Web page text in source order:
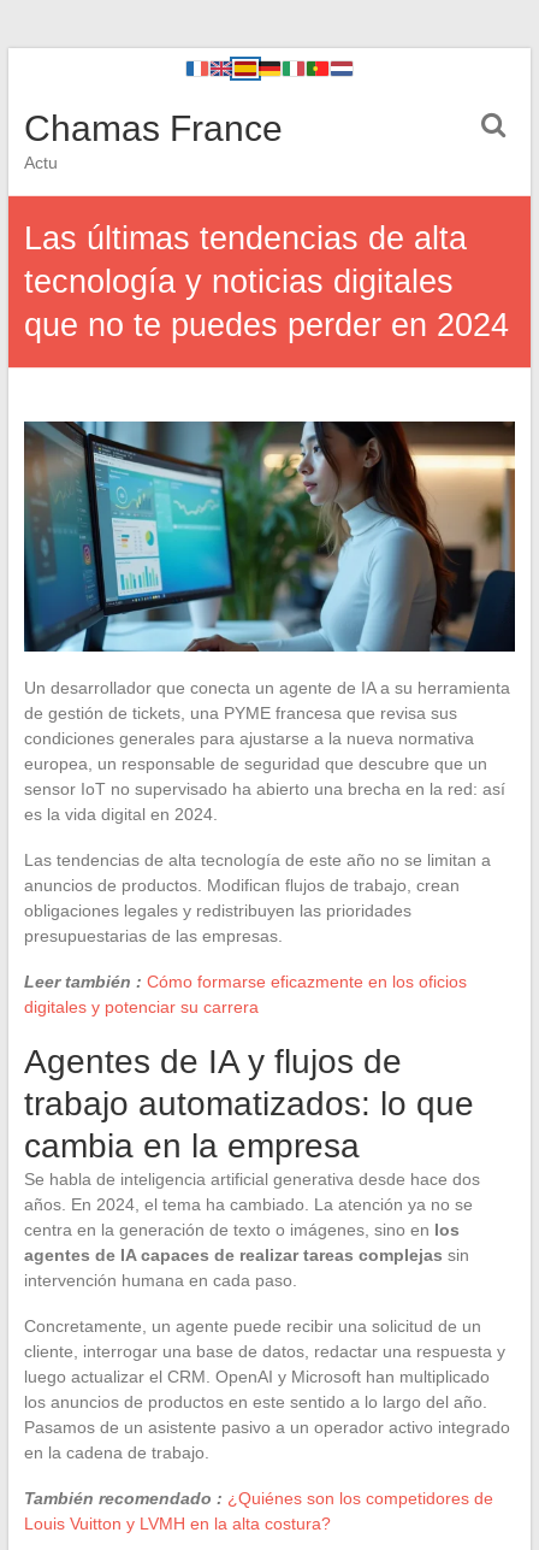
Chamas France
Actu
Las últimas tendencias de alta
tecnología y noticias digitales
que no te puedes perder en 2024
Un desarrollador que conecta un agente de IA a su herramienta
de gestión de tickets, una PYME francesa que revisa sus
condiciones generales para ajustarse a la nueva normativa
europea, un responsable de seguridad que descubre que un
sensor IoT no supervisado ha abierto una brecha en la red: así
es la vida digital en 2024.
Las tendencias de alta tecnología de este año no se limitan a
anuncios de productos. Modifican flujos de trabajo, crean
obligaciones legales y redistribuyen las prioridades
presupuestarias de las empresas.
Leer también : Cómo formarse eficazmente en los oficios
digitales y potenciar su carrera
Agentes de IA y flujos de
trabajo automatizados: lo que
cambia en la empresa
Se habla de inteligencia artificial generativa desde hace dos
años. En 2024, el tema ha cambiado. La atención ya no se
centra en la generación de texto o imágenes, sino en los
agentes de IA capaces de realizar tareas complejas sin
intervención humana en cada paso.
Concretamente, un agente puede recibir una solicitud de un
cliente, interrogar una base de datos, redactar una respuesta y
luego actualizar el CRM. OpenAI y Microsoft han multiplicado
los anuncios de productos en este sentido a lo largo del año.
Pasamos de un asistente pasivo a un operador activo integrado
en la cadena de trabajo.
También recomendado : ¿Quiénes son los competidores de
Louis Vuitton y LVMH en la alta costura?